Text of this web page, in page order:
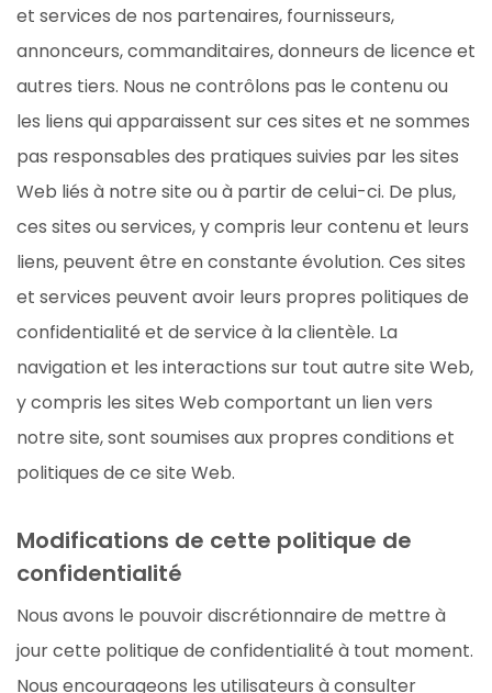
et services de nos partenaires, fournisseurs,
annonceurs, commanditaires, donneurs de licence et
autres tiers. Nous ne contrôlons pas le contenu ou
les liens qui apparaissent sur ces sites et ne sommes
pas responsables des pratiques suivies par les sites
Web liés à notre site ou à partir de celui-ci. De plus,
ces sites ou services, y compris leur contenu et leurs
liens, peuvent être en constante évolution. Ces sites
et services peuvent avoir leurs propres politiques de
confidentialité et de service à la clientèle. La
navigation et les interactions sur tout autre site Web,
y compris les sites Web comportant un lien vers
notre site, sont soumises aux propres conditions et
politiques de ce site Web.
Modifications de cette politique de
confidentialité
Nous avons le pouvoir discrétionnaire de mettre à
jour cette politique de confidentialité à tout moment.
Nous encourageons les utilisateurs à consulter